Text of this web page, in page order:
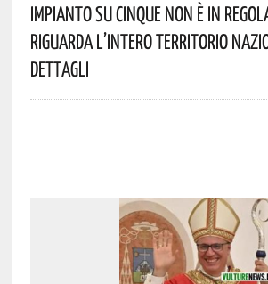
Impianto Su Cinque Non È In
Riguarda L’intero Territorio
Dettagli